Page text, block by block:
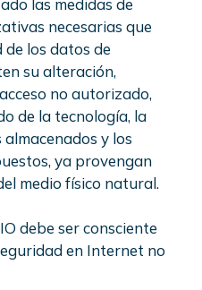
necesarias que
los datos de
su alteración,
no autorizado,
de la tecnología, la
y los
ya provengan
medio físico natural.
debe ser consciente
en Internet no